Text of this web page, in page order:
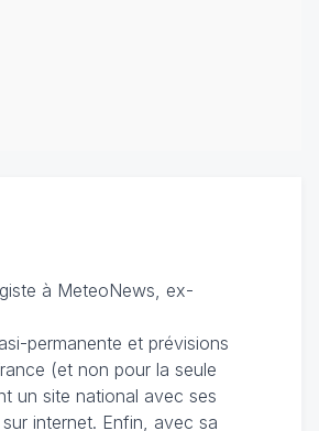
à MeteoNews, ex-
permanente et prévisions
(et non pour la seule
un site national avec ses
internet. Enfin, avec sa